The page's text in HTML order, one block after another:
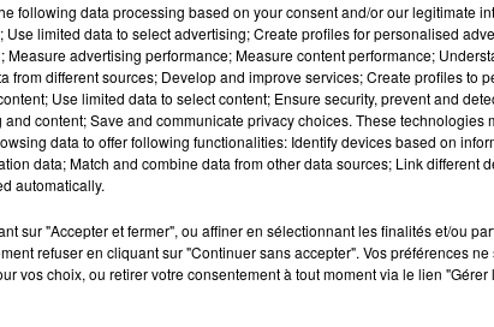
following data processing based on your consent and/or our legitimate
limited data to select advertising; Create profiles for personalised
advertising performance; Measure content performance;
from different sources; Develop and improve services; Create profiles to
Use limited data to select content; Ensure security, prevent and
content; Save and communicate privacy choices. These technologies
data to offer following functionalities: Identify devices based on
data; Match and combine data from other data sources; Link different
automatically.
sur "Accepter et fermer", ou affiner en sélectionnant les finalités et/ou
refuser en cliquant sur "Continuer sans accepter". Vos préférences
vos choix, ou retirer votre consentement à tout moment via le lien